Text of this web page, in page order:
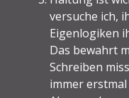
versuche ich,
Eigenlogiken
Das bewahrt
Schreiben
immer erstmal